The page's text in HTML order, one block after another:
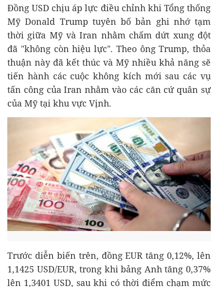
Đồng USD chịu áp lực điều chỉnh khi Tổng thống
Mỹ Donald Trump tuyên bố bản ghi nhớ tạm
thời giữa Mỹ và Iran nhằm chấm dứt xung đột
đã "không còn hiệu lực". Theo ông Trump, thỏa
thuận này đã kết thúc và Mỹ nhiều khả năng sẽ
tiến hành các cuộc không kích mới sau các vụ
tấn công của Iran nhằm vào các căn cứ quân sự
của Mỹ tại khu vực Vịnh.
Trước diễn biến trên, đồng EUR tăng 0,12%, lên
1,1425 USD/EUR, trong khi bảng Anh tăng 0,37%
lên 1,3401 USD, sau khi có thời điểm chạm mức